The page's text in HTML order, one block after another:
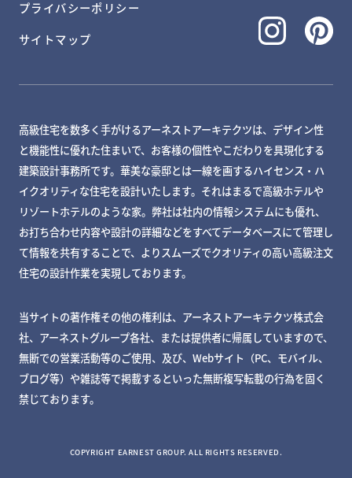
プライバシーポリシー
サイトマップ
高級住宅を数多く手がけるアーネストアーキテクツは、デザイン性
と機能性に優れた住まいで、お客様の個性やこだわりを具現化する
建築設計事務所です。華美な豪邸とは一線を画するハイセンス・ハ
イクオリティな住宅を設計いたします。それはまるで高級ホテルや
リゾートホテルのような家。弊社は社内の情報システムにも優れ、
お打ち合わせ内容や設計の詳細などをすべてデータベースにて管理し
て情報を共有することで、よりスムーズでクオリティの高い高級注文
住宅の設計作業を実現しております。
当サイトの著作権その他の権利は、アーネストアーキテクツ株式会
社、アーネストグループ各社、または提供者に帰属していますので、
無断での営業活動等のご使用、及び、Webサイト（PC、モバイル、
ブログ等）や雑誌等で掲載するといった無断複写転載の行為を固く
禁じております。
COPYRIGHT EARNEST GROUP. ALL RIGHTS RESERVED.